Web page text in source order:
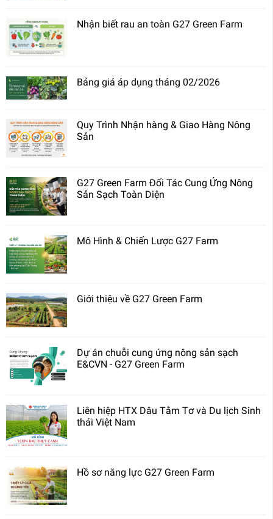
Nhận biết rau an toàn G27 Green Farm
Bảng giá áp dụng tháng 02/2026
Quy Trình Nhận hàng & Giao Hàng Nông
Sản
G27 Green Farm Đối Tác Cung Ứng Nông
Sản Sạch Toàn Diện
Mô Hình & Chiến Lược G27 Farm
Giới thiệu về G27 Green Farm
Dự án chuỗi cung ứng nông sản sạch
E&CVN - G27 Green Farm
Liên hiệp HTX Dâu Tằm Tơ và Du lịch Sinh
thái Việt Nam
Hồ sơ năng lực G27 Green Farm